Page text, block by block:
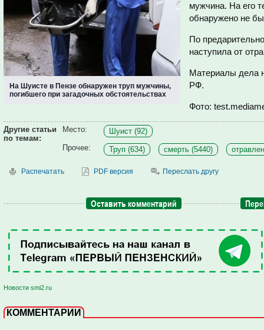
На Шуисте в Пензе обнаружен труп мужчины,
погибшего при загадочных обстоятельствах
мужчина. На его
обнаружено не
По
наступила от
Материалы дела
РФ.
Фото:
Другие статьи
по темам:
Место:
Шуист (92)
Прочее:
Труп (634) смерть (5440)
Распечатать PDF версия Переслать другу
Оставить комментарий
Новости smi2.ru
КОММЕНТАРИИ